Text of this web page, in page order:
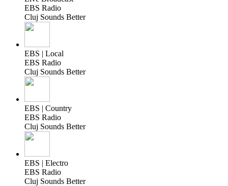
EBS Radio
Cluj Sounds Better
EBS | Local
EBS Radio
Cluj Sounds Better
EBS | Country
EBS Radio
Cluj Sounds Better
EBS | Electro
EBS Radio
Cluj Sounds Better